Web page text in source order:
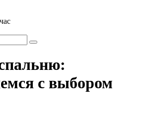
с выбором